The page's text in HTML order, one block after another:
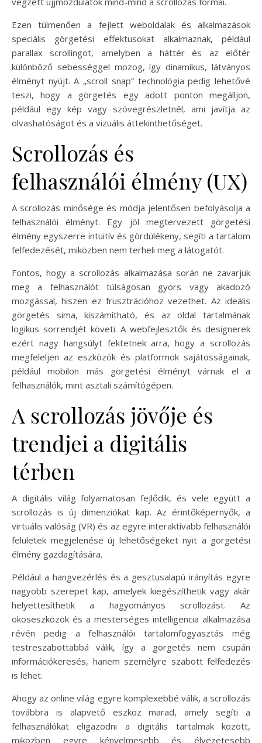
Ezen túlmenően a fejlett weboldalak és alkalmazások
speciális görgetési effektusokat alkalmaznak, például
parallax scrollingot, amelyben a háttér és az előtér
különböző sebességgel mozog, így dinamikus, látványos
élményt nyújt. A „scroll snap” technológia pedig lehetővé
teszi, hogy a görgetés egy adott ponton megálljon,
például egy kép vagy szövegrészletnél, ami javítja az
olvashatóságot és a vizuális áttekinthetőséget.
Scrollozás és
felhasználói élmény (UX)
A scrollozás minősége és módja jelentősen befolyásolja a
felhasználói élményt. Egy jól megtervezett görgetési
élmény egyszerre intuitív és gördülékeny, segíti a tartalom
felfedezését, miközben nem terheli meg a látogatót.
Fontos, hogy a scrollozás alkalmazása során ne zavarjuk
meg a felhasználót túlságosan gyors vagy akadozó
mozgással, hiszen ez frusztrációhoz vezethet. Az ideális
görgetés sima, kiszámítható, és az oldal tartalmának
logikus sorrendjét követi. A webfejlesztők és designerek
ezért nagy hangsúlyt fektetnek arra, hogy a scrollozás
megfeleljen az eszközök és platformok sajátosságainak,
például mobilon más görgetési élményt várnak el a
felhasználók, mint asztali számítógépen.
A scrollozás jövője és
trendjei a digitális
térben
A digitális világ folyamatosan fejlődik, és vele együtt a
scrollozás is új dimenziókat kap. Az érintőképernyők, a
virtuális valóság (VR) és az egyre interaktívabb felhasználói
felületek megjelenése új lehetőségeket nyit a görgetési
élmény gazdagítására.
Például a hangvezérlés és a gesztusalapú irányítás egyre
nagyobb szerepet kap, amelyek kiegészíthetik vagy akár
helyettesíthetik a hagyományos scrollozást. Az
okoseszközök és a mesterséges intelligencia alkalmazása
révén pedig a felhasználói tartalomfogyasztás még
testreszabottabbá válik, így a görgetés nem csupán
információkeresés, hanem személyre szabott felfedezés
is lehet.
Ahogy az online világ egyre komplexebbé válik, a scrollozás
továbbra is alapvető eszköz marad, amely segíti a
felhasználókat eligazodni a digitális tartalmak között,
miközben egyre kényelmesebb és élvezetesebb